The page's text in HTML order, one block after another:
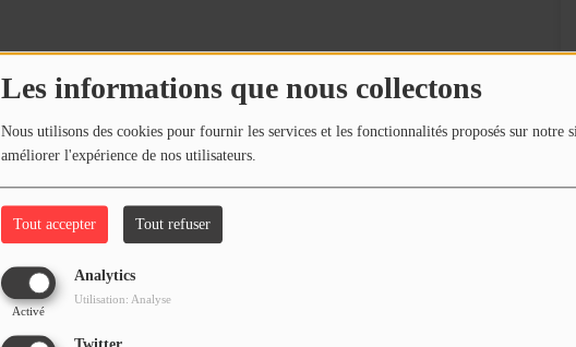
Les informations que nous collectons
Nous utilisons des cookies pour fournir les services et les fonctionnalités proposés sur notre
améliorer l'expérience de nos utilisateurs.
Tout accepter Tout refuser
Analytics
Activé
Utilisation: Analyse